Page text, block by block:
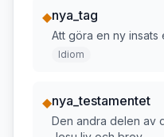
◆nya_tag
Att göra en ny insats
Idiom
◆nya_testamentet
Den andra delen av